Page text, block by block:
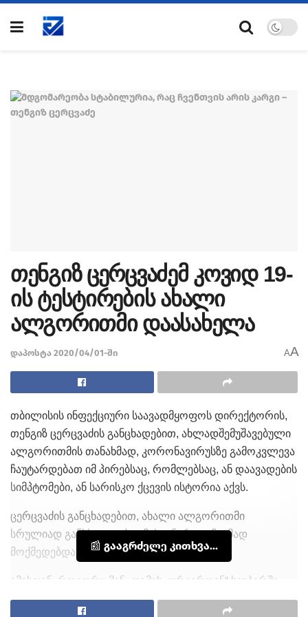
თენგიზ ცერცვაძემ კოვიდ 19-
ის ტესტირების ახალი
ალგორითმი დაასახელა
დაპოსტა 2020/04/01-ში AA
თბილისის ინფექციური საავადმყოფოს დირექტორის,
თენგიზ ცერცვაძის განცხადებით, ახლადშემუშავებული
ალგორითმის თანახმად, კორონავირუსზე გამოკვლევა
ჩაუტარდებათ იმ პირებსაც, რომლებსაც, ან დაავადების
სიმპტომები, ან სარისკო ქცევის ისტორია აქვს.
ცერცვაძის განცხადებით, ახალი ალგორითმი
სრულიად განსხვავდება იმისგან, რაც ამჟამად
მოქმედებდა.
ამასთან, როგორც მან „ღამის კურიერთან“ საუბარში
აღნიშნა, სახელმწიფომ ალგორითმის ის მოდელი
📰 გააგრძელე კითხვა...